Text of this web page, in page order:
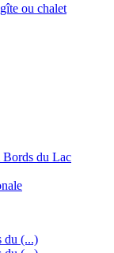
ou chalet
Bords du Lac
du (...)